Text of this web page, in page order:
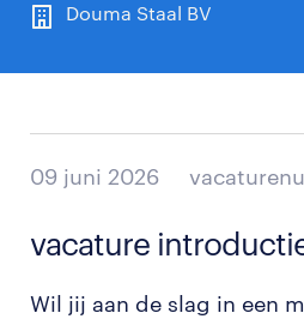
Douma Staal BV
09 juni 2026
vacature
Wil jij aan de slag in een